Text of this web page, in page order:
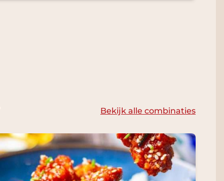
Bekijk alle combinaties